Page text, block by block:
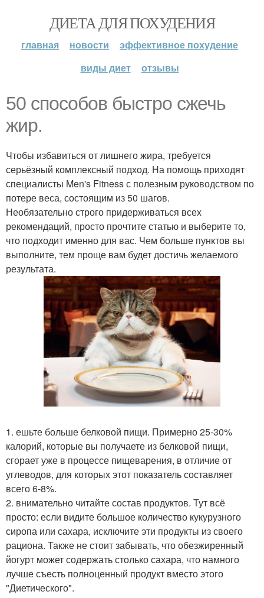
ДИЕТА ДЛЯ ПОХУДЕНИЯ
главная новости
эффективное похудение
виды диет
отзывы
50 способов быстро сжечь
жир.
Чтобы избавиться от лишнего жира, требуется
серьёзный комплексный подход. На помощь приходят
специалисты Men's Fitness с полезным руководством по
потере веса, состоящим из 50 шагов.
Необязательно строго придерживаться всех
рекомендаций, просто прочтите статью и выберите то,
что подходит именно для вас. Чем больше пунктов вы
выполните, тем проще вам будет достичь желаемого
результата.
1. ешьте больше белковой пищи. Примерно 25-30%
калорий, которые вы получаете из белковой пищи,
сгорает уже в процессе пищеварения, в отличие от
углеводов, для которых этот показатель составляет
всего 6-8%.
2. внимательно читайте состав продуктов. Тут всё
просто: если видите большое количество кукурузного
сиропа или сахара, исключите эти продукты из своего
рациона. Также не стоит забывать, что обезжиренный
йогурт может содержать столько сахара, что намного
лучше съесть полноценный продукт вместо этого
"Диетического".